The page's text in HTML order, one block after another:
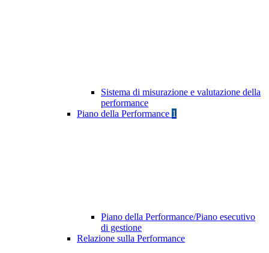
Sistema di misurazione e valutazione della
performance
Piano della Performance 1
Piano della Performance/Piano esecutivo
di gestione
Relazione sulla Performance